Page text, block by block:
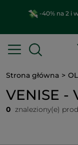
-40% na 2 i
Strona główna
VENISE -
0 znaleziony(e)